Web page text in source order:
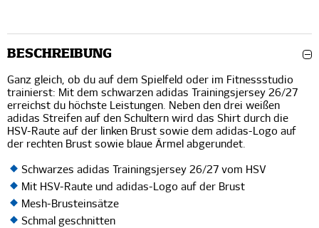
BESCHREIBUNG
Ganz gleich, ob du auf dem Spielfeld oder im Fitnessstudio
trainierst: Mit dem schwarzen adidas Trainingsjersey 26/27
erreichst du höchste Leistungen. Neben den drei weißen
adidas Streifen auf den Schultern wird das Shirt durch die
HSV-Raute auf der linken Brust sowie dem adidas-Logo auf
der rechten Brust sowie blaue Ärmel abgerundet.
Schwarzes adidas Trainingsjersey 26/27 vom HSV
Mit HSV-Raute und adidas-Logo auf der Brust
Mesh-Brusteinsätze
Schmal geschnitten